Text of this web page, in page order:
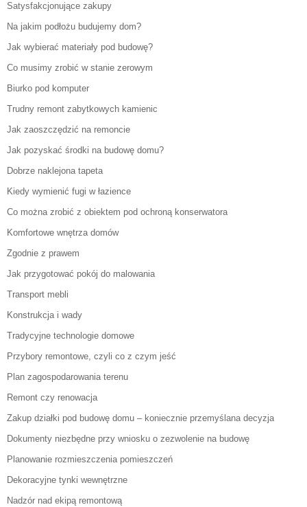
Satysfakcjonujące zakupy
Na jakim podłożu budujemy dom?
Jak wybierać materiały pod budowę?
Co musimy zrobić w stanie zerowym
Biurko pod komputer
Trudny remont zabytkowych kamienic
Jak zaoszczędzić na remoncie
Jak pozyskać środki na budowę domu?
Dobrze naklejona tapeta
Kiedy wymienić fugi w łazience
Co można zrobić z obiektem pod ochroną konserwatora
Komfortowe wnętrza domów
Zgodnie z prawem
Jak przygotować pokój do malowania
Transport mebli
Konstrukcja i wady
Tradycyjne technologie domowe
Przybory remontowe, czyli co z czym jeść
Plan zagospodarowania terenu
Remont czy renowacja
Zakup działki pod budowę domu – koniecznie przemyślana decyzja
Dokumenty niezbędne przy wniosku o zezwolenie na budowę
Planowanie rozmieszczenia pomieszczeń
Dekoracyjne tynki wewnętrzne
Nadzór nad ekipą remontową